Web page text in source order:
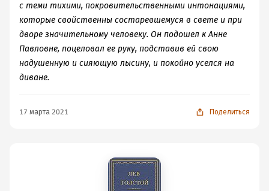
с теми тихими, покровительственными интонациями,
которые свойственны состаревшемуcя в свете и при
дворе значительному человеку. Он подошел к Анне
Павловне, поцеловал ее руку, подставив ей свою
надушенную и сияющую лысину, и покойно уселся на
диване.
17 марта 2021 Поделиться